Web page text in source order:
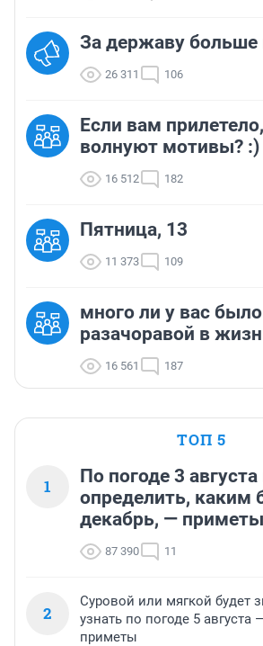
За державу больше
26 311 106
Если вам
волнуют мотивы? :)
16 512 182
Пятница, 13
11 373 109
много ли у вас было
разачоравой в
16 561 187
ТОП 5
1
По погоде 3
определить, каким
декабрь, —
87 390 11
2
Суровой или мягкой будет
узнать по погоде 5
приметы